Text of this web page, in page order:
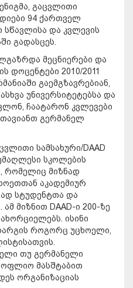
გაცვლითი
94 ქართველ
სწავლისა და კვლევის
გადასცეს.
მეცნიერები და
დოცენტები 2010/2011
გაემგზავრებიან,
უნივერსიტეტებსა და
ჩაატარონ კვლევები
გერმანელ
სამსახური/DAAD
სკოლების
რომელიც მიზნად
აკადემიურ
სტუდენტთა და
მიზნით DAAD-ი 200-ზე
ისინი
როგორც უცხოელი,
თუ გერმანელი
მასშტაბით
ორგანიზაციას